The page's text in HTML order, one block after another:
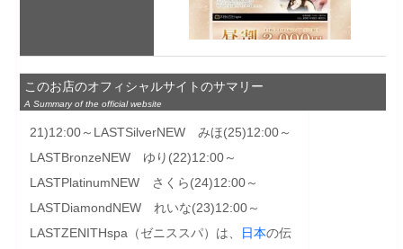
このお店のオフィシャルサイトのサマリー
A Summary of the official website
21)12:00～LASTSilverNEW　みほ(25)12:00～
LASTBronzeNEW　ゆり(22)12:00～
LASTPlatinumNEW　さくら(24)12:00～
LASTDiamondNEW　れいな(23)12:00～
LASTZENITHspa（ゼニススパ）は、
日本の伝